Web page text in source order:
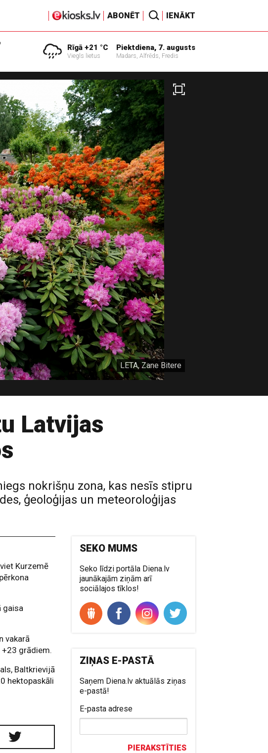
ABONĒT IENĀKT
Rīgā +21 °C
Viegls lietus
Piektdiena, 7. augusts
Madars, Alfrēds, Fredis
LETA, Zane Bitere
Latvijas
nokrišņu zona, kas nesīs stipru
ģeoloģijas un meteoroloģijas
Kurzemē
gaisa
vakarā
grādiem.
Baltkrievijā
hektopaskāli
SEKO MUMS
Seko līdzi portāla Diena.lv
jaunākajām ziņām arī
sociālajos tīklos!
ZIŅAS E-PASTĀ
Saņem Diena.lv aktuālās ziņas
e-pastā!
E-pasta adrese
PIERAKSTĪTIES